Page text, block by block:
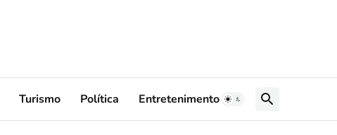
Turismo Política Entretenimento